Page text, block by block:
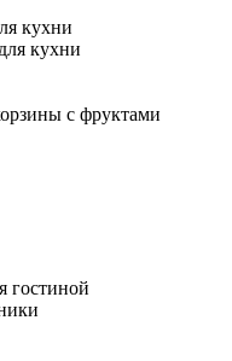
кухни
кухни
с фруктами
гостиной